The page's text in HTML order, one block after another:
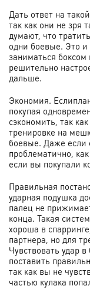
Дать ответ на
так как они не зря
думают, что
одни боевые. Это и
заниматься
решительно
дальше.
Экономия.
покупая
сэкономить, так
тренировке на
боевые. Даже если
проблематично,
если вы покупали
Правильная
ударная подушка
палец не
конца. Такая
хороша в
партнера, но для
Чувствовать удар
поставить
так как вы не
частью кулака